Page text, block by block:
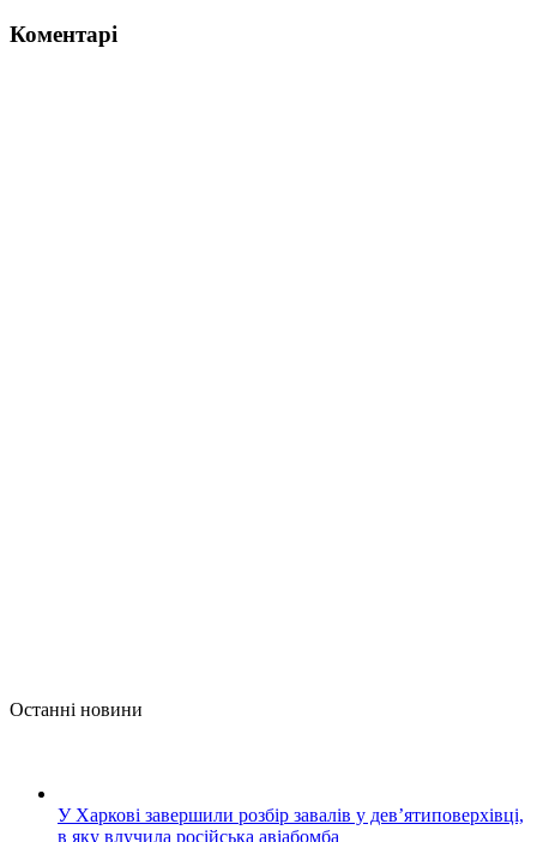
Коментарі
Останні новини
У Харкові завершили розбір завалів у дев’ятиповерхівці,
в яку влучила російська авіабомба